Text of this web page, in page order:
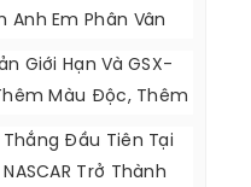
Anh Em Phân Vân
Giới Hạn Và GSX-
Màu Độc, Thêm
Đầu Tiên Tại
Trở Thành